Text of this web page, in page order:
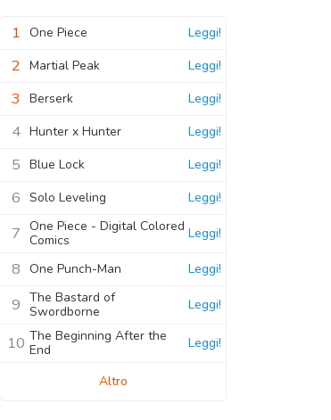
1 One Piece Leggi!
2 Martial Peak Leggi!
3 Berserk Leggi!
4 Hunter x Hunter Leggi!
5 Blue Lock Leggi!
6 Solo Leveling Leggi!
7 One Piece - Digital Colored
Comics
Leggi!
8 One Punch-Man Leggi!
9 The Bastard of
Swordborne
Leggi!
10 The Beginning After the
End
Leggi!
Altro